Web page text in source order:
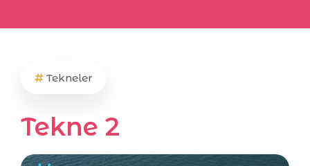
Tekneler
Tekne 2